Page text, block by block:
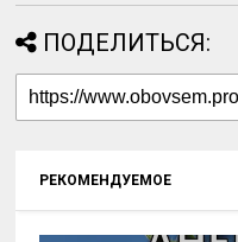
ПОДЕЛИТЬСЯ:
РЕКОМЕНДУЕМОЕ